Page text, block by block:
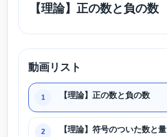
【理論】正の数と負の数
動画リスト
1 【理論】正の数と負の数
2 【理論】符号のついた数と量